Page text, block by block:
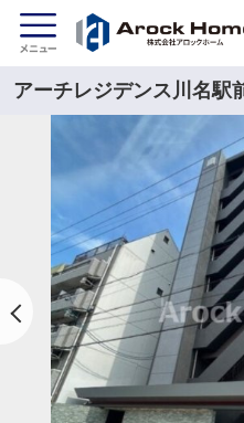
アーチレジデンス川名駅